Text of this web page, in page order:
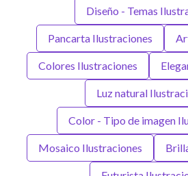
Diseño - Temas
Pancarta Ilustraciones
Colores Ilustraciones
Luz natural
Color - Tipo de imagen
Mosaico Ilustraciones